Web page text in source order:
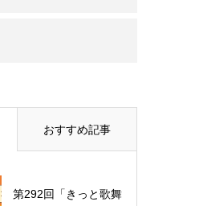
おすすめ記事
第292回「きっと歌舞